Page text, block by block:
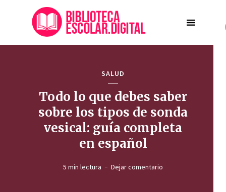
SALUD
Todo lo que debes saber
sobre los tipos de sonda
vesical: guía completa
en español
5 min lectura Dejar comentario